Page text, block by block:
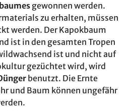
gewonnen werden.
zu erhalten, müssen
werden. Der Kapokbaum
ist in den gesamten Tropen
ist und nicht auf
gezüchtet wird, wird
benutzt. Die Ernte
und Baum können ungefähr